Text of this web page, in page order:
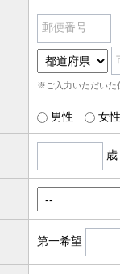
郵便番号
※ご入力いただいた
男性 女性
歳
第一希望